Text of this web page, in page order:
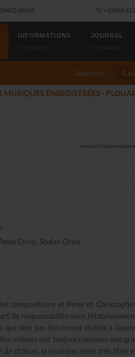
NOUS +33(0)2 43
INFORMATIONS JOURNAL
Sélections
(2025-11-14)
en cours
Orins, Stefan Orins
compositions et Peter et
de responsabilité dans
qui n’est pas forcément établie à
mêmes ont toujours laissées une
de chacun, la musique reste très libre